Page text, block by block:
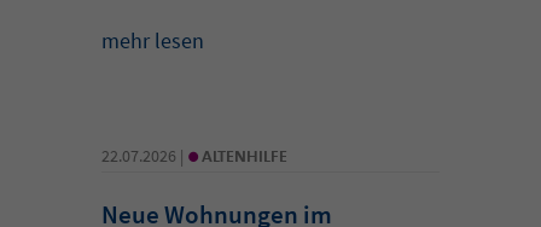
mehr lesen
22.07.2026 | • ALTENHILFE
Neue Wohnungen im